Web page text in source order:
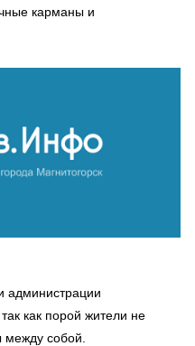
карманы и
администрации
как порой жители не
между собой.